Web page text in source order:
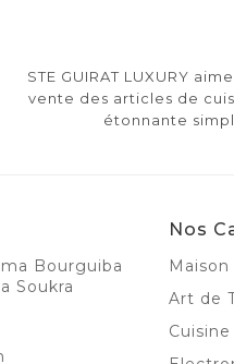
STE GUIRAT LUXURY
vente des articles de
étonnante
Bourguiba
Soukra
Nos
Art de
Cuisine